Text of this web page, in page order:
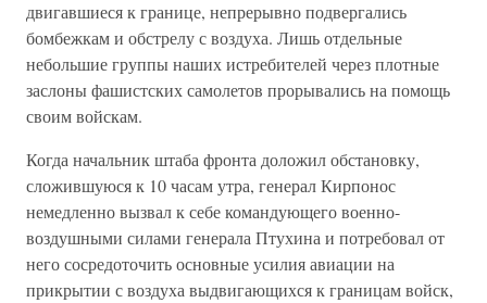
двигавшиеся к границе, непрерывно подвергались
бомбежкам и обстрелу с воздуха. Лишь отдельные
небольшие группы наших истребителей через плотные
заслоны фашистских самолетов прорывались на помощь
своим войскам.
Когда начальник штаба фронта доложил обстановку,
сложившуюся к 10 часам утра, генерал Кирпонос
немедленно вызвал к себе командующего военно-
воздушными силами генерала Птухина и потребовал от
него сосредоточить основные усилия авиации на
прикрытии с воздуха выдвигающихся к границам войск,